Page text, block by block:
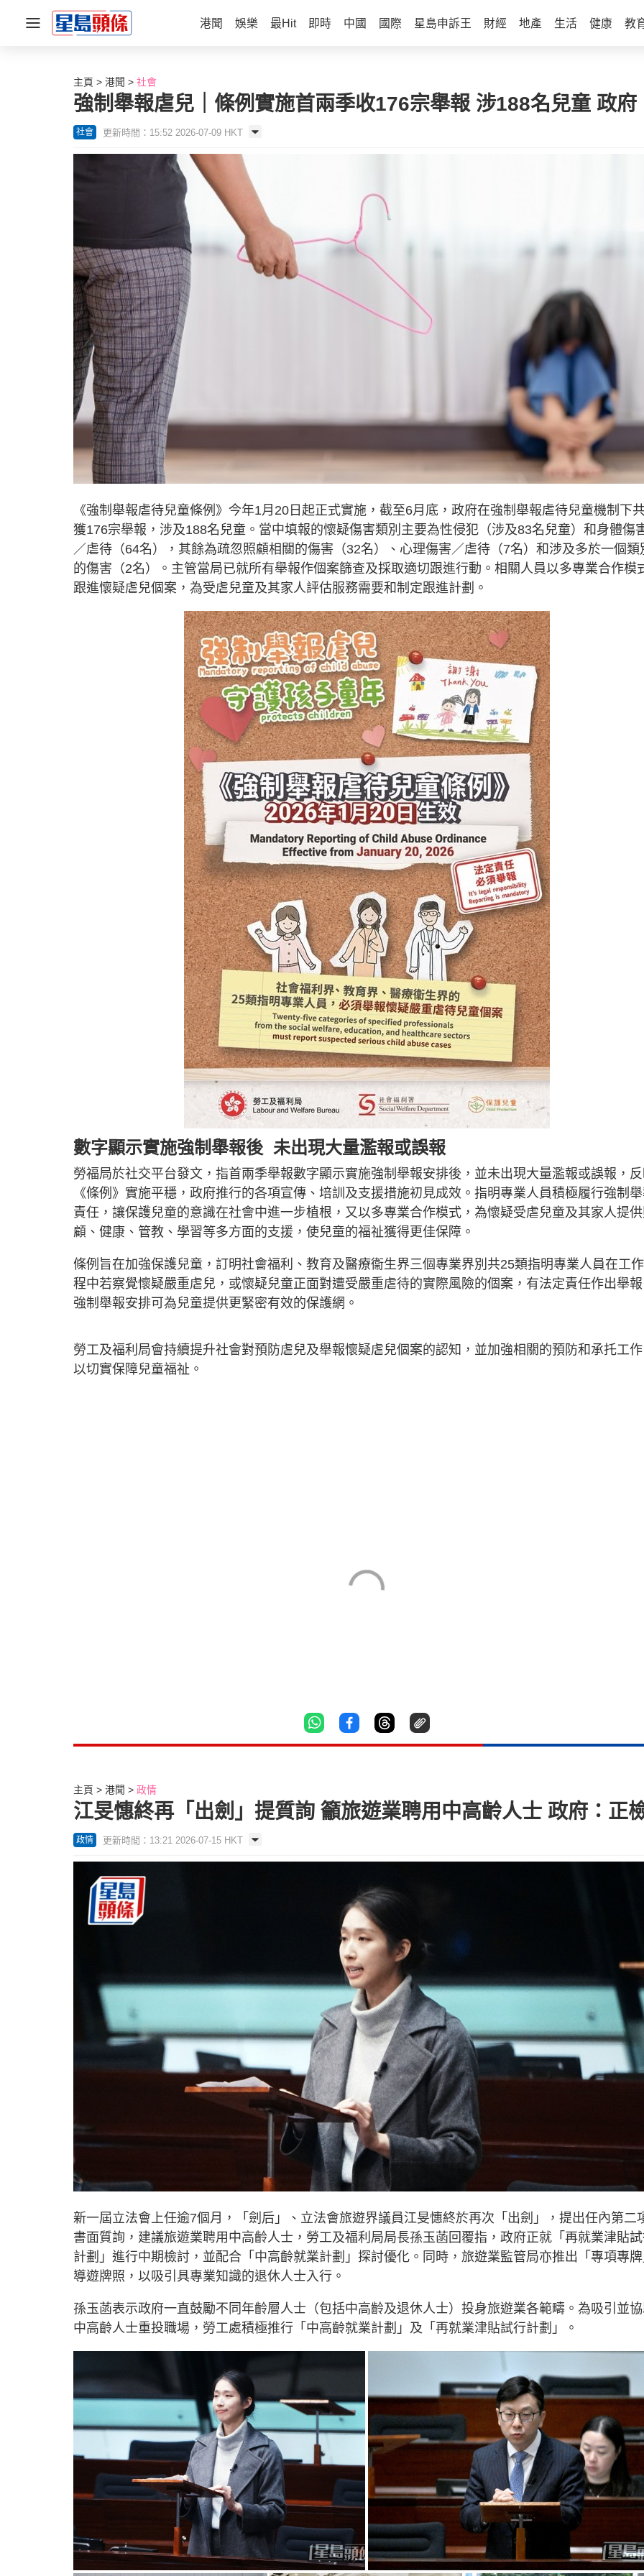
港聞 娛樂 最Hit 即時 中國 國際 星島申訴王 財經 地產 生活 健康 教
主頁 港聞 社會
強制舉報虐兒｜條例實施首兩季收176宗舉報 涉188名兒童 政
社會 更新時間：15:52 2026-07-09 HKT
《強制舉報虐待兒童條例》今年1月20日起正式實施，截至6月底，政府在強制舉報虐待兒童機制下
獲176宗舉報，涉及188名兒童。當中填報的懷疑傷害類別主要為性侵犯（涉及83名兒童）和身體傷
／虐待（64名），其餘為疏忽照顧相關的傷害（32名）、心理傷害／虐待（7名）和涉及多於一個類
的傷害（2名）。主管當局已就所有舉報作個案篩查及採取適切跟進行動。相關人員以多專業合作模
跟進懷疑虐兒個案，為受虐兒童及其家人評估服務需要和制定跟進計劃。
數字顯示實施強制舉報後 未出現大量濫報或誤報
勞福局於社交平台發文，指首兩季舉報數字顯示實施強制舉報安排後，並未出現大量濫報或誤報，
《條例》實施平穩，政府推行的各項宣傳、培訓及支援措施初見成效。指明專業人員積極履行強制
責任，讓保護兒童的意識在社會中進一步植根，又以多專業合作模式，為懷疑受虐兒童及其家人提
顧、健康、管教、學習等多方面的支援，使兒童的福祉獲得更佳保障。
條例旨在加強保護兒童，訂明社會福利、教育及醫療衞生界三個專業界別共25類指明專業人員在工
程中若察覺懷疑嚴重虐兒，或懷疑兒童正面對遭受嚴重虐待的實際風險的個案，有法定責任作出舉報
強制舉報安排可為兒童提供更緊密有效的保護網。
勞工及福利局會持續提升社會對預防虐兒及舉報懷疑虐兒個案的認知，並加強相關的預防和承托工作
以切實保障兒童福祉。
主頁 港聞 政情
江旻憓終再「出劍」提質詢 籲旅遊業聘用中高齡人士 政府：正
政情 更新時間：13:21 2026-07-15 HKT
新一屆立法會上任逾7個月，「劍后」、立法會旅遊界議員江旻憓終於再次「出劍」，提出任內第二
書面質詢，建議旅遊業聘用中高齡人士，勞工及福利局局長孫玉菡回覆指，政府正就「再就業津貼
計劃」進行中期檢討，並配合「中高齡就業計劃」探討優化。同時，旅遊業監管局亦推出「專項專牌
導遊牌照，以吸引具專業知識的退休人士入行。
孫玉菡表示政府一直鼓勵不同年齡層人士（包括中高齡及退休人士）投身旅遊業各範疇。為吸引並
中高齡人士重投職場，勞工處積極推行「中高齡就業計劃」及「再就業津貼試行計劃」。